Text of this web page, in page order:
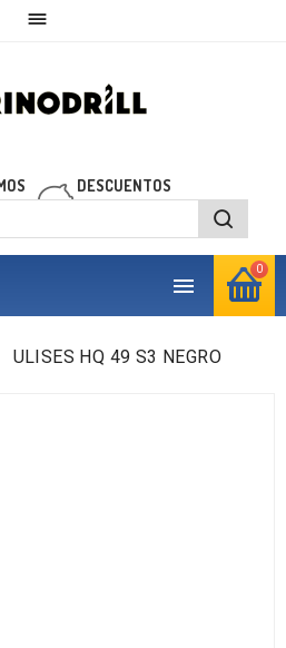

0
DESCUENTOS
personalizados

ULISES HQ 49 S3 NEGRO